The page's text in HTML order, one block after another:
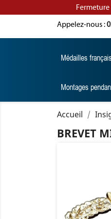
Appelez-nous :
Médailles
Montages
Accueil
BREVET